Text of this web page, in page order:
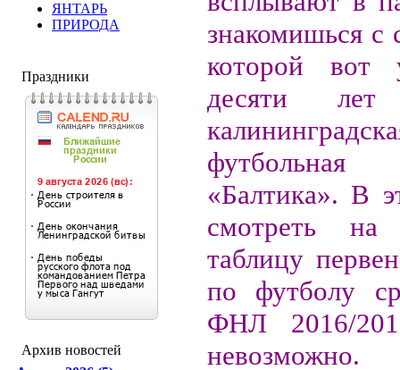
ЯНТАРЬ
ПРИРОДА
Праздники
Архив новостей
знакомишься с
которой вот
десяти лет
«Балтика». В
смотреть на
таблицу
по футболу
ФНЛ 2016/
невозможно.